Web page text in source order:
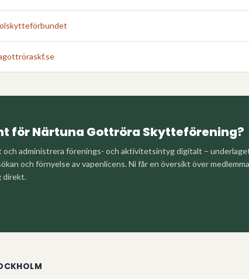
förNärtuna Gottröra Skytteförening?
administrera förenings- och aktivitetsintyg digitalt –
och förnyelse av vapenlicens. Ni får en översikt över
direkt.